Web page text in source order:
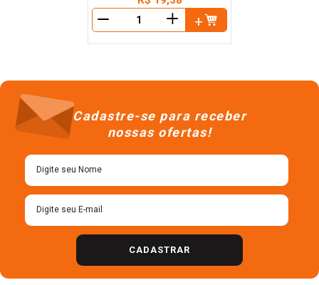
＋
Cadastre-se para receber
nossas ofertas!
CADASTRAR